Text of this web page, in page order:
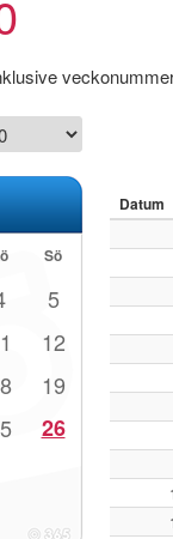
Sö
5
12
19
26
Datum